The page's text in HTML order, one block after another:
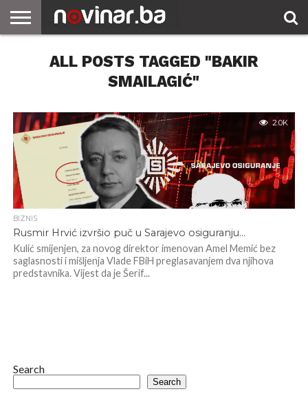
ALL POSTS TAGGED "BAKIR
SMAILAGIĆ"
2.0K
BIZNIS
Rusmir Hrvić izvršio puč u Sarajevo osiguranju…
Kulić smijenjen, za novog direktor imenovan Amel Memić bez
saglasnosti i mišljenja Vlade FBiH preglasavanjem dva njihova
predstavnika. Vijest da je Šerif...
Search
Search